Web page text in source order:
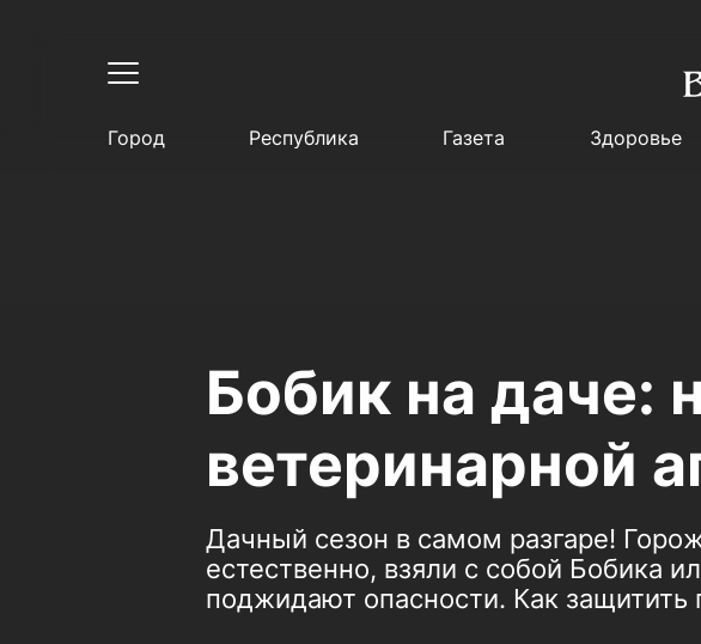
Город Республика Газета Здоровье
Бобик на даче:
ветеринарной
Дачный сезон в самом разгаре!
естественно, взяли с собой Бобика
поджидают опасности. Как защитить